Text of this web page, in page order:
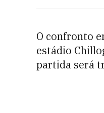
O confronto
estádio
partida será